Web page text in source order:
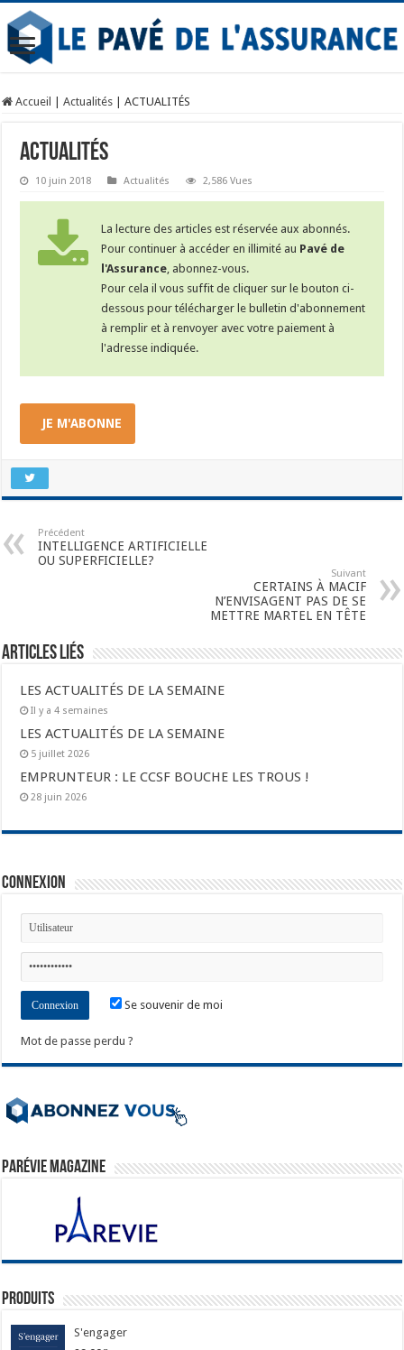
Accueil Actualités ACTUALITÉS
ACTUALITÉS
10 juin 2018 Actualités 2,586 Vues
La lecture des articles est réservée aux abonnés.
Pour continuer à accéder en illimité au Pavé de
l'Assurance , abonnez-vous.
Pour cela il vous suffit de cliquer sur le bouton ci-
dessous pour télécharger le bulletin d'abonnement
à remplir et à renvoyer avec votre paiement à
l'adresse indiquée.
JE M'ABONNE
Précédent
INTELLIGENCE ARTIFICIELLE
OU SUPERFICIELLE?
Suivant
CERTAINS À MACIF
N’ENVISAGENT PAS DE SE
METTRE MARTEL EN TÊTE
Articles liés
LES ACTUALITÉS DE LA SEMAINE
Il y a 4 semaines
LES ACTUALITÉS DE LA SEMAINE
5 juillet 2026
EMPRUNTEUR : LE CCSF BOUCHE LES TROUS !
28 juin 2026
Connexion
Se souvenir de moi
Mot de passe perdu ?
ParéVie Magazine
Produits
S'engager